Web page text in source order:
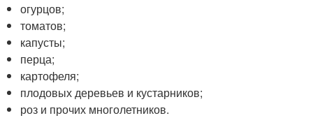
огурцов;
томатов;
капусты;
перца;
картофеля;
плодовых деревьев и кустарников;
роз и прочих многолетников.